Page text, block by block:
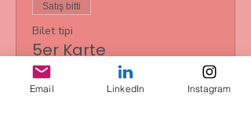
Satış bitti
Bilet tipi
5er Karte
Daha Fazla Bilgi
Email LinkedIn Instagram